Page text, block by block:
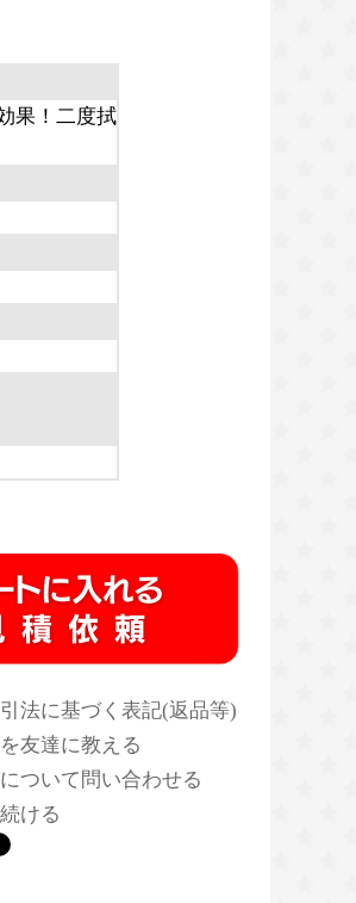
果！二度拭
法に基づく表記(返品等)
友達に教える
ついて問い合わせる
ける